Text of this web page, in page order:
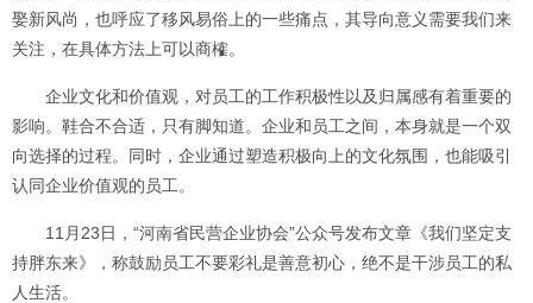
娶新风尚，也呼应了移风易俗上的一些痛点，其导向意义需要我们来
关注，在具体方法上可以商榷。
企业文化和价值观，对员工的工作积极性以及归属感有着重要的
影响。鞋合不合适，只有脚知道。企业和员工之间，本身就是一个双
向选择的过程。同时，企业通过塑造积极向上的文化氛围，也能吸引
认同企业价值观的员工。
11月23日，“河南省民营企业协会”公众号发布文章《我们坚定支
持胖东来》，称鼓励员工不要彩礼是善意初心，绝不是干涉员工的私
人生活。